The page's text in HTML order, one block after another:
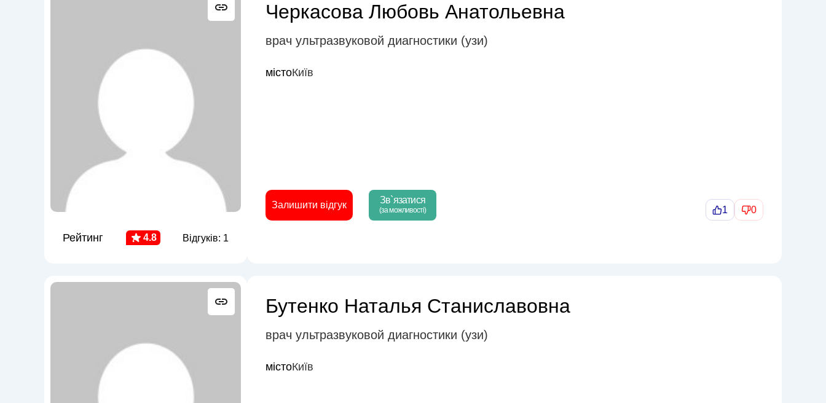
Рейтинг 4.8 Відгуків: 1
Черкасова Любовь Анатольевна
врач ультразвуковой диагностики (узи)
містоКиїв
Залишити відгук Зв`язатися
(за можливості) 1 0
Бутенко Наталья Станиславовна
врач ультразвуковой диагностики (узи)
містоКиїв